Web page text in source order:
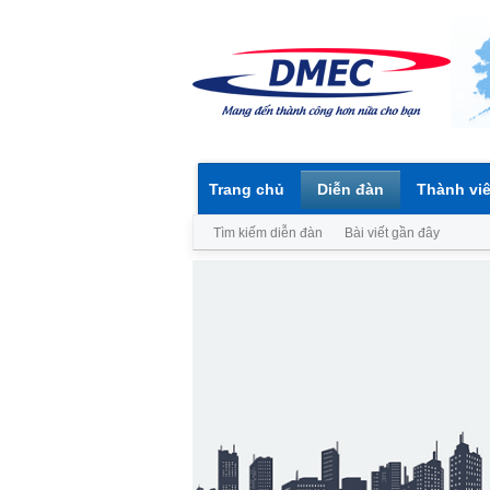
Trang chủ Diễn đàn
Tìm kiếm diễn đàn Bài viết gần đây
Thành